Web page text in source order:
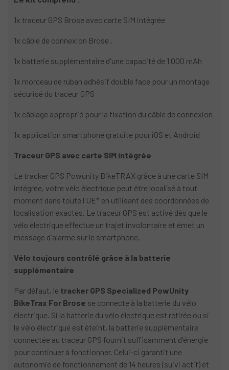
1x traceur GPS Brose avec carte SIM intégrée
1x câble de connexion Brose .
1x batterie supplémentaire d'une capacité de 1 000 mAh
1x morceau de ruban adhésif double face pour un montage
sécurisé du traceur GPS
1x câblage approprié pour la fixation du câble de connexion
1x application smartphone gratuite pour iOS et Android
Traceur GPS avec carte SIM intégrée
Le tracker GPS Powunity BikeTRAX grâce à une carte SIM
intégrée, votre vélo électrique peut être localisé à tout
moment dans toute l'UE* en utilisant des coordonnées de
localisation exactes. Le traceur GPS est activé dès que le
vélo électrique effectue un trajet involontaire et émet un
message d'alarme sur le smartphone.
Vélo toujours contrôlé grâce à la batterie
supplémentaire
Par défaut, le tracker GPS Specialized PowUnity
BikeTrax For Brose se connecte à la batterie du vélo
électrique. Si la batterie du vélo électrique est retirée ou si
le vélo électrique est éteint, la batterie supplémentaire
connectée au traceur GPS fournit suffisamment d'énergie
pour continuer à fonctionner. Celui-ci garantit une
autonomie de fonctionnement de 14 heures (suivi actif) et